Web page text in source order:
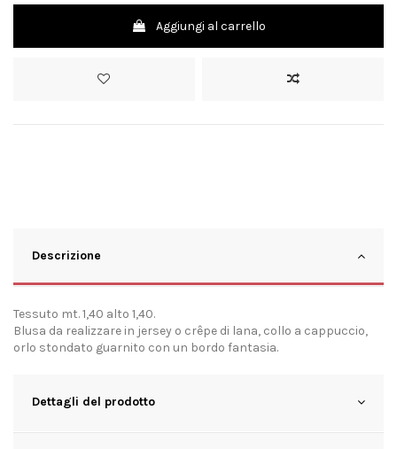
Aggiungi al carrello
Descrizione
Tessuto mt. 1,40 alto 1,40.
Blusa da realizzare in jersey o crêpe di lana, collo a cappuccio,
orlo stondato guarnito con un bordo fantasia.
Dettagli del prodotto